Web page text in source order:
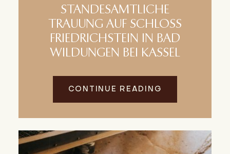
STANDESAMTLICHE
TRAUUNG AUF SCHLOSS
FRIEDRICHSTEIN IN BAD
WILDUNGEN BEI KASSEL
CONTINUE READING